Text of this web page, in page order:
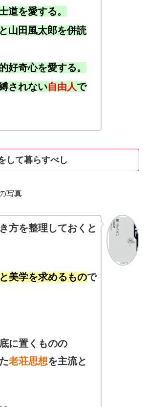
道を愛する。
山田風太郎を併読
好奇心を愛する。
されない自由人で
して暮らすべし
方を整理しておくと
美学を求めるもので
に置くものの
老荘思想を主流と